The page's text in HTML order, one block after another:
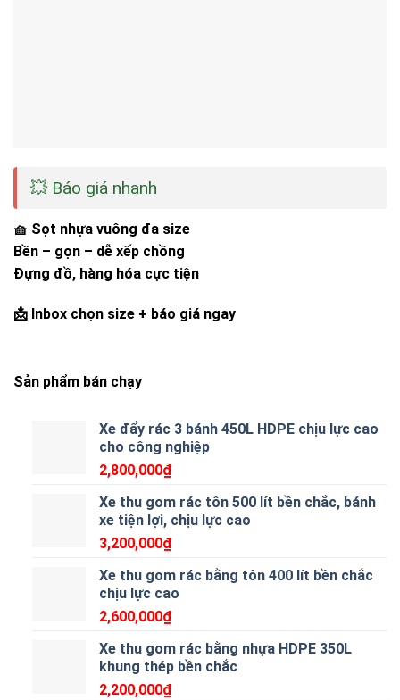
💥 Báo giá nhanh
🧺 Sọt nhựa vuông đa size
Bền – gọn – dễ xếp chồng
Đựng đồ, hàng hóa cực tiện
📩 Inbox chọn size + báo giá ngay
Sản phẩm bán chạy
Xe đẩy rác 3 bánh 450L HDPE chịu lực cao
cho công nghiệp
2,800,000₫
Xe thu gom rác tôn 500 lít bền chắc, bánh
xe tiện lợi, chịu lực cao
3,200,000₫
Xe thu gom rác bằng tôn 400 lít bền chắc
chịu lực cao
2,600,000₫
Xe thu gom rác bằng nhựa HDPE 350L
khung thép bền chắc
2,200,000₫